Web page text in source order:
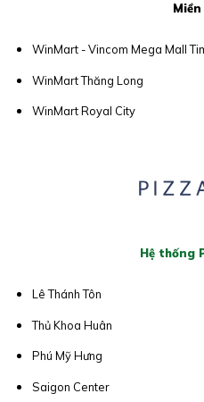
Miền
WinMart - Vincom Mega Mall
WinMart Thăng Long
WinMart Royal City
Hệ thống
Lê Thánh Tôn
Thủ Khoa Huân
Phú Mỹ Hưng
Saigon Center